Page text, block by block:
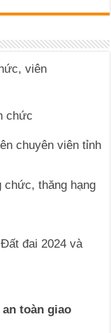
toàn giao